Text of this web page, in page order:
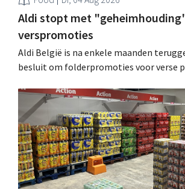
Aldi stopt met
verspromoties
Aldi België is na enkele maanden
besluit om folderpromoties voor verse
werking treden: "Onze klanten willen
geïnformeerd worden." .